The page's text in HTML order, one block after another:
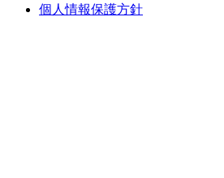
個人情報保護方針